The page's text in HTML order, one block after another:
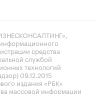
средства
службой
технологий
09.12.2015
издания «РБК»
массовой информации